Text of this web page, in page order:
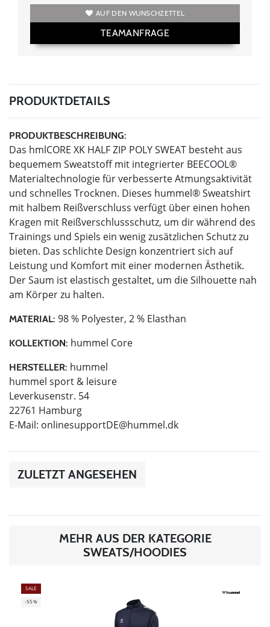
AUF DEN WUNSCHZETTEL
TEAMANFRAGE
PRODUKTDETAILS
PRODUKTBESCHREIBUNG:
Das hmlCORE XK HALF ZIP POLY SWEAT besteht aus
bequemem Sweatstoff mit integrierter BEECOOL®
Materialtechnologie für verbesserte Atmungsaktivität
und schnelles Trocknen. Dieses hummel® Sweatshirt
mit halbem Reißverschluss verfügt über einen hohen
Kragen mit Reißverschlussschutz, um dir während des
Trainings und Spiels ein wenig zusätzlichen Schutz zu
bieten. Das schlichte Design konzentriert sich auf
Leistung und Komfort mit einer modernen Ästhetik.
Der Saum ist elastisch gestaltet, um die Silhouette nah
am Körper zu halten.
MATERIAL: 98 % Polyester, 2 % Elasthan
KOLLEKTION: hummel Core
HERSTELLER: hummel
hummel sport & leisure
Leverkusenstr. 54
22761 Hamburg
E-Mail: onlinesupportDE@hummel.dk
ZULETZT ANGESEHEN
MEHR AUS DER KATEGORIE
SWEATS/HOODIES
SALE
-55%